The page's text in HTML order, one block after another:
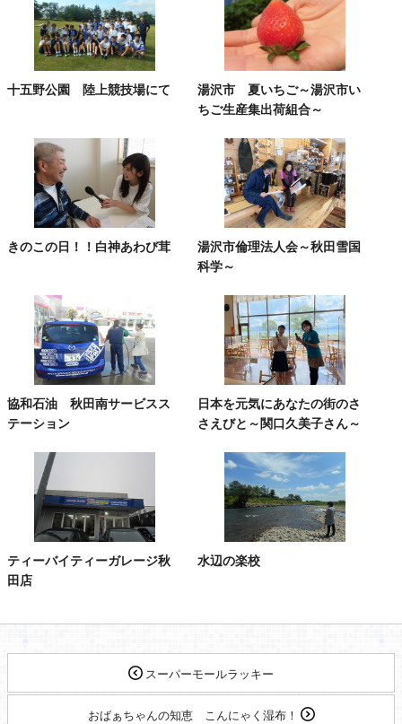
十五野公園 陸上競技場にて
湯沢市 夏いちご～湯沢市い
ちご生産集出荷組合～
きのこの日！！白神あわび茸
湯沢市倫理法人会～秋田雪国
科学～
協和石油 秋田南サービスス
テーション
日本を元気にあなたの街のさ
さえびと～関口久美子さん～
ティーバイティーガレージ秋
田店
水辺の楽校
スーパーモールラッキー
おばぁちゃんの知恵 こんにゃく湿布！